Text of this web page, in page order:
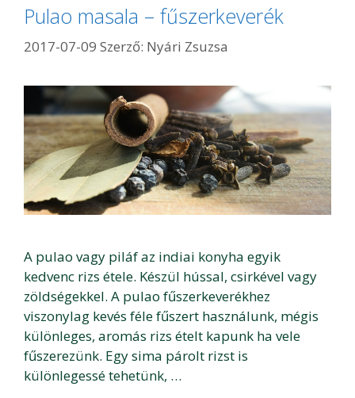
Pulao masala – fűszerkeverék
2017-07-09 Szerző: Nyári Zsuzsa
A pulao vagy piláf az indiai konyha egyik
kedvenc rizs étele. Készül hússal, csirkével vagy
zöldségekkel. A pulao fűszerkeverékhez
viszonylag kevés féle fűszert használunk, mégis
különleges, aromás rizs ételt kapunk ha vele
fűszerezünk. Egy sima párolt rizst is
különlegessé tehetünk, …